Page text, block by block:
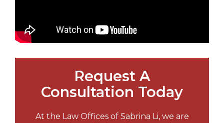
Request A
Consultation Today
At the Law Offices of Sabrina Li, we are